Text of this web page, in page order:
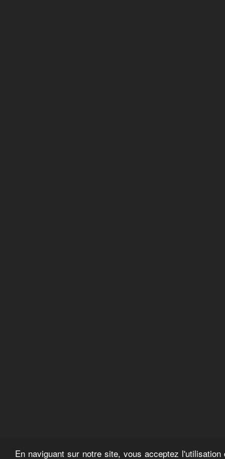
En naviguant sur notre site, vous acceptez